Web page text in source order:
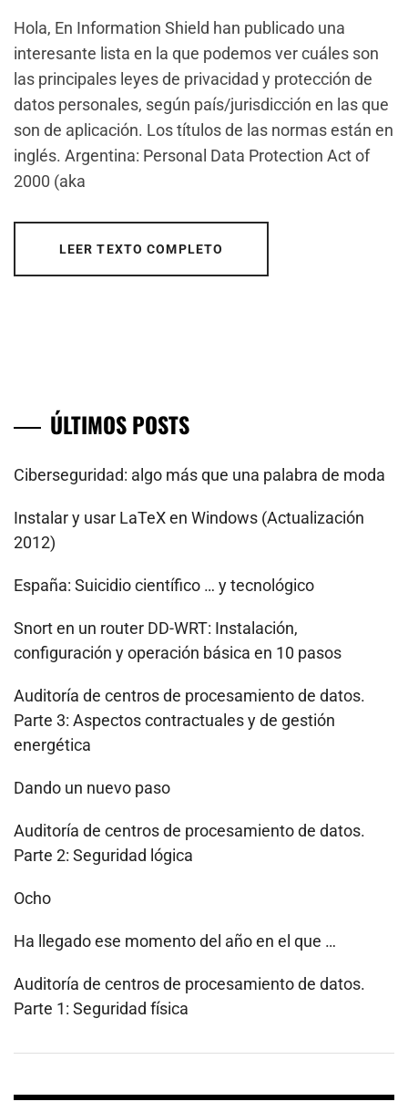
Hola, En Information Shield han publicado una
interesante lista en la que podemos ver cuáles son
las principales leyes de privacidad y protección de
datos personales, según país/jurisdicción en las que
son de aplicación. Los títulos de las normas están en
inglés. Argentina: Personal Data Protection Act of
2000 (aka
LEER TEXTO COMPLETO
ÚLTIMOS POSTS
Ciberseguridad: algo más que una palabra de moda
Instalar y usar LaTeX en Windows (Actualización
2012)
España: Suicidio científico … y tecnológico
Snort en un router DD-WRT: Instalación,
configuración y operación básica en 10 pasos
Auditoría de centros de procesamiento de datos.
Parte 3: Aspectos contractuales y de gestión
energética
Dando un nuevo paso
Auditoría de centros de procesamiento de datos.
Parte 2: Seguridad lógica
Ocho
Ha llegado ese momento del año en el que …
Auditoría de centros de procesamiento de datos.
Parte 1: Seguridad física